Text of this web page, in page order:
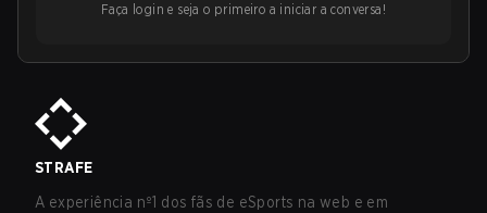
Faça login e seja o primeiro a iniciar a conversa!
STRAFE
A experiência nº1 dos fãs de eSports na web e em